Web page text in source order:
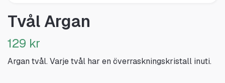
Tvål Argan
129 kr
Argan tvål. Varje tvål har en överraskningskristall inuti.